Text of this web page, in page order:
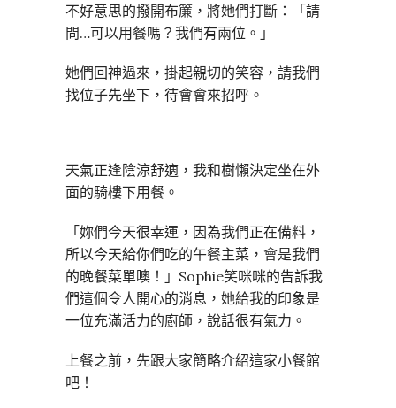
不好意思的撥開布簾，將她們打斷：「請
問…可以用餐嗎？我們有兩位。」
她們回神過來，掛起親切的笑容，請我們
找位子先坐下，待會會來招呼。
天氣正逢陰涼舒適，我和樹懶決定坐在外
面的騎樓下用餐。
「妳們今天很幸運，因為我們正在備料，
所以今天給你們吃的午餐主菜，會是我們
的晚餐菜單噢！」Sophie笑咪咪的告訴我
們這個令人開心的消息，她給我的印象是
一位充滿活力的廚師，說話很有氣力。
上餐之前，先跟大家簡略介紹這家小餐館
吧！